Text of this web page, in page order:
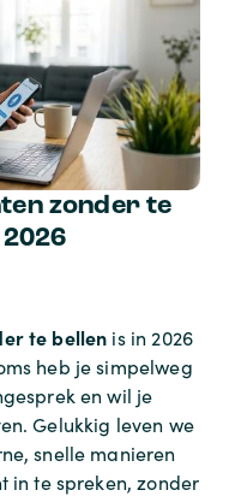
zonder te
te bellen is in 2026
heb je simpelweg
en wil je
Gelukkig leven we
snelle manieren
in te spreken, zonder